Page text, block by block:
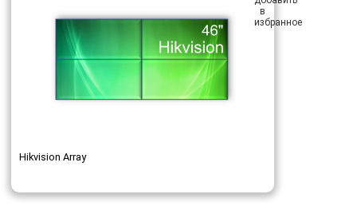
Hikvision Array